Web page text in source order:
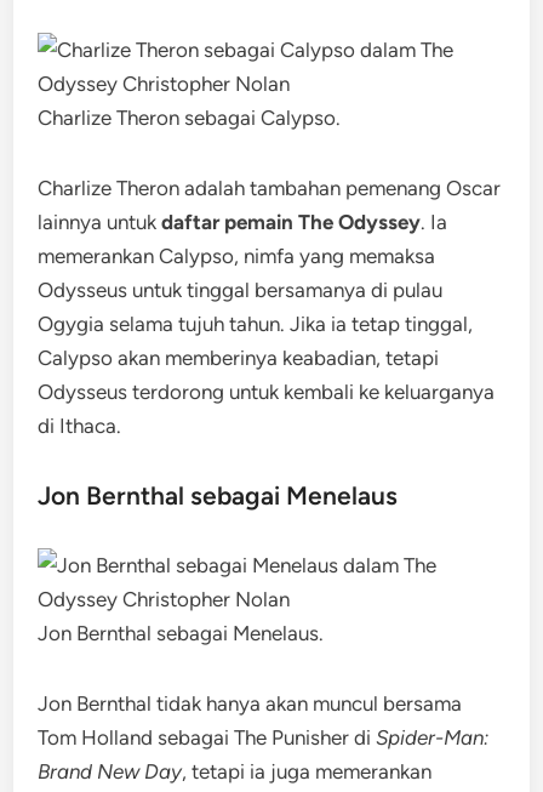
Charlize Theron sebagai Calypso.
Charlize Theron adalah tambahan pemenang Oscar
lainnya untukdaftar pemain The Odyssey. Ia
memerankan Calypso, nimfa yang memaksa
Odysseus untuk tinggal bersamanya di pulau
Ogygia selama tujuh tahun. Jika ia tetap tinggal,
Calypso akan memberinya keabadian, tetapi
Odysseus terdorong untuk kembali ke keluarganya
di Ithaca.
Jon Bernthal sebagai Menelaus
Jon Bernthal sebagai Menelaus.
Jon Bernthal tidak hanya akan muncul bersama
Tom Holland sebagai The Punisher diSpider-Man:
Brand New Day, tetapi ia juga memerankan